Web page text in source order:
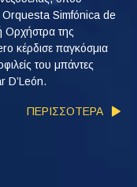
Orquesta Simfónica de
της
κέρδισε παγκόσμια
του μπάντες
D’León.
ΠΕΡΙΣΣΟΤΕΡΑ